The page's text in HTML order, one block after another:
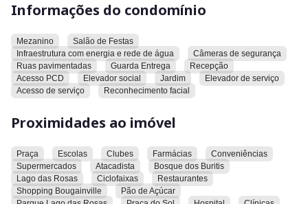
acesso para pessoas com deficiência, elevador social, jardim,
facial.
O apartamento está localizado próximo a uma praça,
escolas, clubes, farmácias, conveniências, supermercados,
atacadista, Bosque dos Buritis, Lago das Rosas, ciclofaixas,
restaurantes, Shopping Bougainville, Pão de Açúcar, Parque
Business.
suas características e comodidades.
Informações do condomínio
Mezanino
Salão de Festas
Infraestrutura com energia e rede de água
Câmeras de segurança
Ruas pavimentadas
Guarda Entrega
Recepção
Acesso PCD
Elevador social Jardim
Elevador de serviço
Acesso de serviço
Reconhecimento facial
Proximidades ao imóvel
Praça Escolas Clubes Farmácias
Conveniências
Supermercados
Atacadista
Bosque dos Buritis
Lago das Rosas
Ciclofaixas
Restaurantes
Shopping Bougainville
Pão de Açúcar